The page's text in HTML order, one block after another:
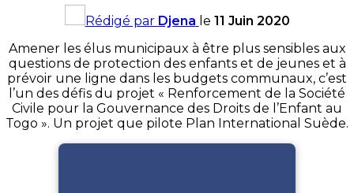
Rédigé par Djena le 11 Juin 2020
Amener les élus municipaux à être plus sensibles aux
questions de protection des enfants et de jeunes et à
prévoir une ligne dans les budgets communaux, c’est
l’un des défis du projet « Renforcement de la Société
Civile pour la Gouvernance des Droits de l’Enfant au
Togo ». Un projet que pilote Plan International Suède.